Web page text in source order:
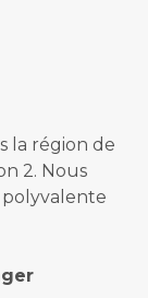
la région de
2. Nous